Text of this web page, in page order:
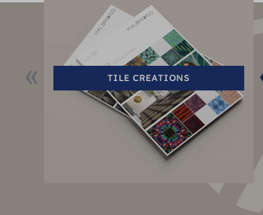
TILE CREATIONS